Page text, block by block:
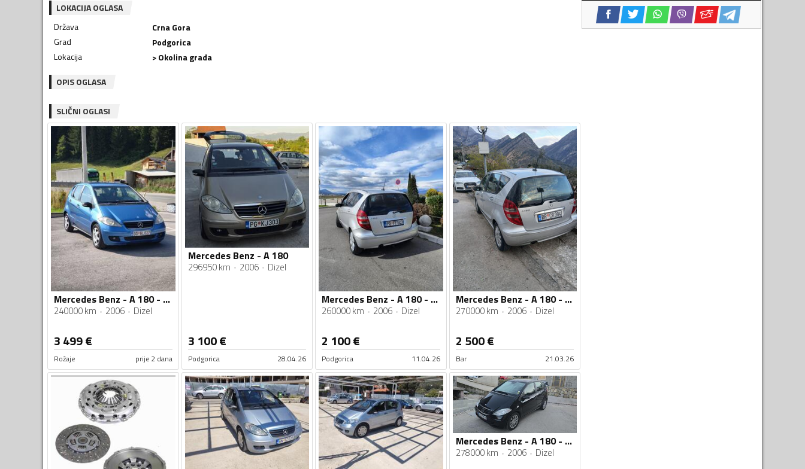
LOKACIJA OGLASA
Država
Crna Gora
Grad
Podgorica
Lokacija
> Okolina grada
OPIS OGLASA
SLIČNI OGLASI
Mercedes Benz - A 180 - Automatik
240000 km 2006 Dizel
3 499€
Rožaje prije 2 dana
Mercedes Benz - A 180
296950 km 2006 Dizel
3 100€
Podgorica 28.04.26
Mercedes Benz - A 180 - 2.0
260000 km 2006 Dizel
2 100€
Podgorica 11.04.26
Mercedes Benz - A 180 - 2.0
270000 km 2006 Dizel
2 500€
Bar 21.03.26
Mercedes Benz - A 180 - 2.0dci
278000 km 2006 Dizel